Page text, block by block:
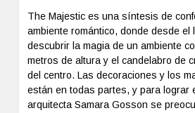
The Majestic es una síntesis de
ambiente romántico, donde desde el
descubrir la magia de un ambiente
metros de altura y el candelabro de
del centro. Las decoraciones y los
están en todas partes, y para lograr
arquitecta Samara Gosson se